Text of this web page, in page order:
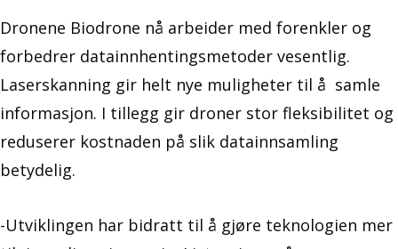
Dronene Biodrone nå arbeider med forenkler og
forbedrer datainnhentingsmetoder vesentlig.
Laserskanning gir helt nye muligheter til å samle
informasjon. I tillegg gir droner stor fleksibilitet og
reduserer kostnaden på slik datainnsamling
betydelig.
-Utviklingen har bidratt til å gjøre teknologien mer